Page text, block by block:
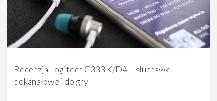
Recenzja Logitech G333 K/DA – słuchawki
dokanałowe i do gry